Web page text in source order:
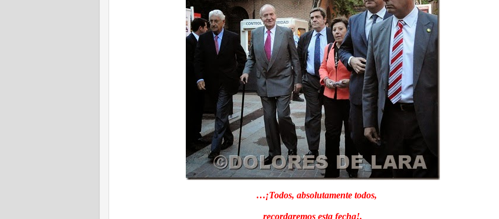
…¡Todos, absolutamente todos,
recordaremos esta fecha!.